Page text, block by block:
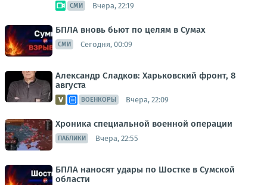
СМИ Вчера, 22:19
БПЛА вновь бьют по целям в Сумах
СМИ Сегодня, 00:09
Александр Сладков: Харьковский фронт, 8
августа
ВОЕНКОРЫ Вчера, 22:09
Хроника специальной военной операции
ПАБЛИКИ Вчера, 22:55
БПЛА наносят удары по Шостке в Сумской
области